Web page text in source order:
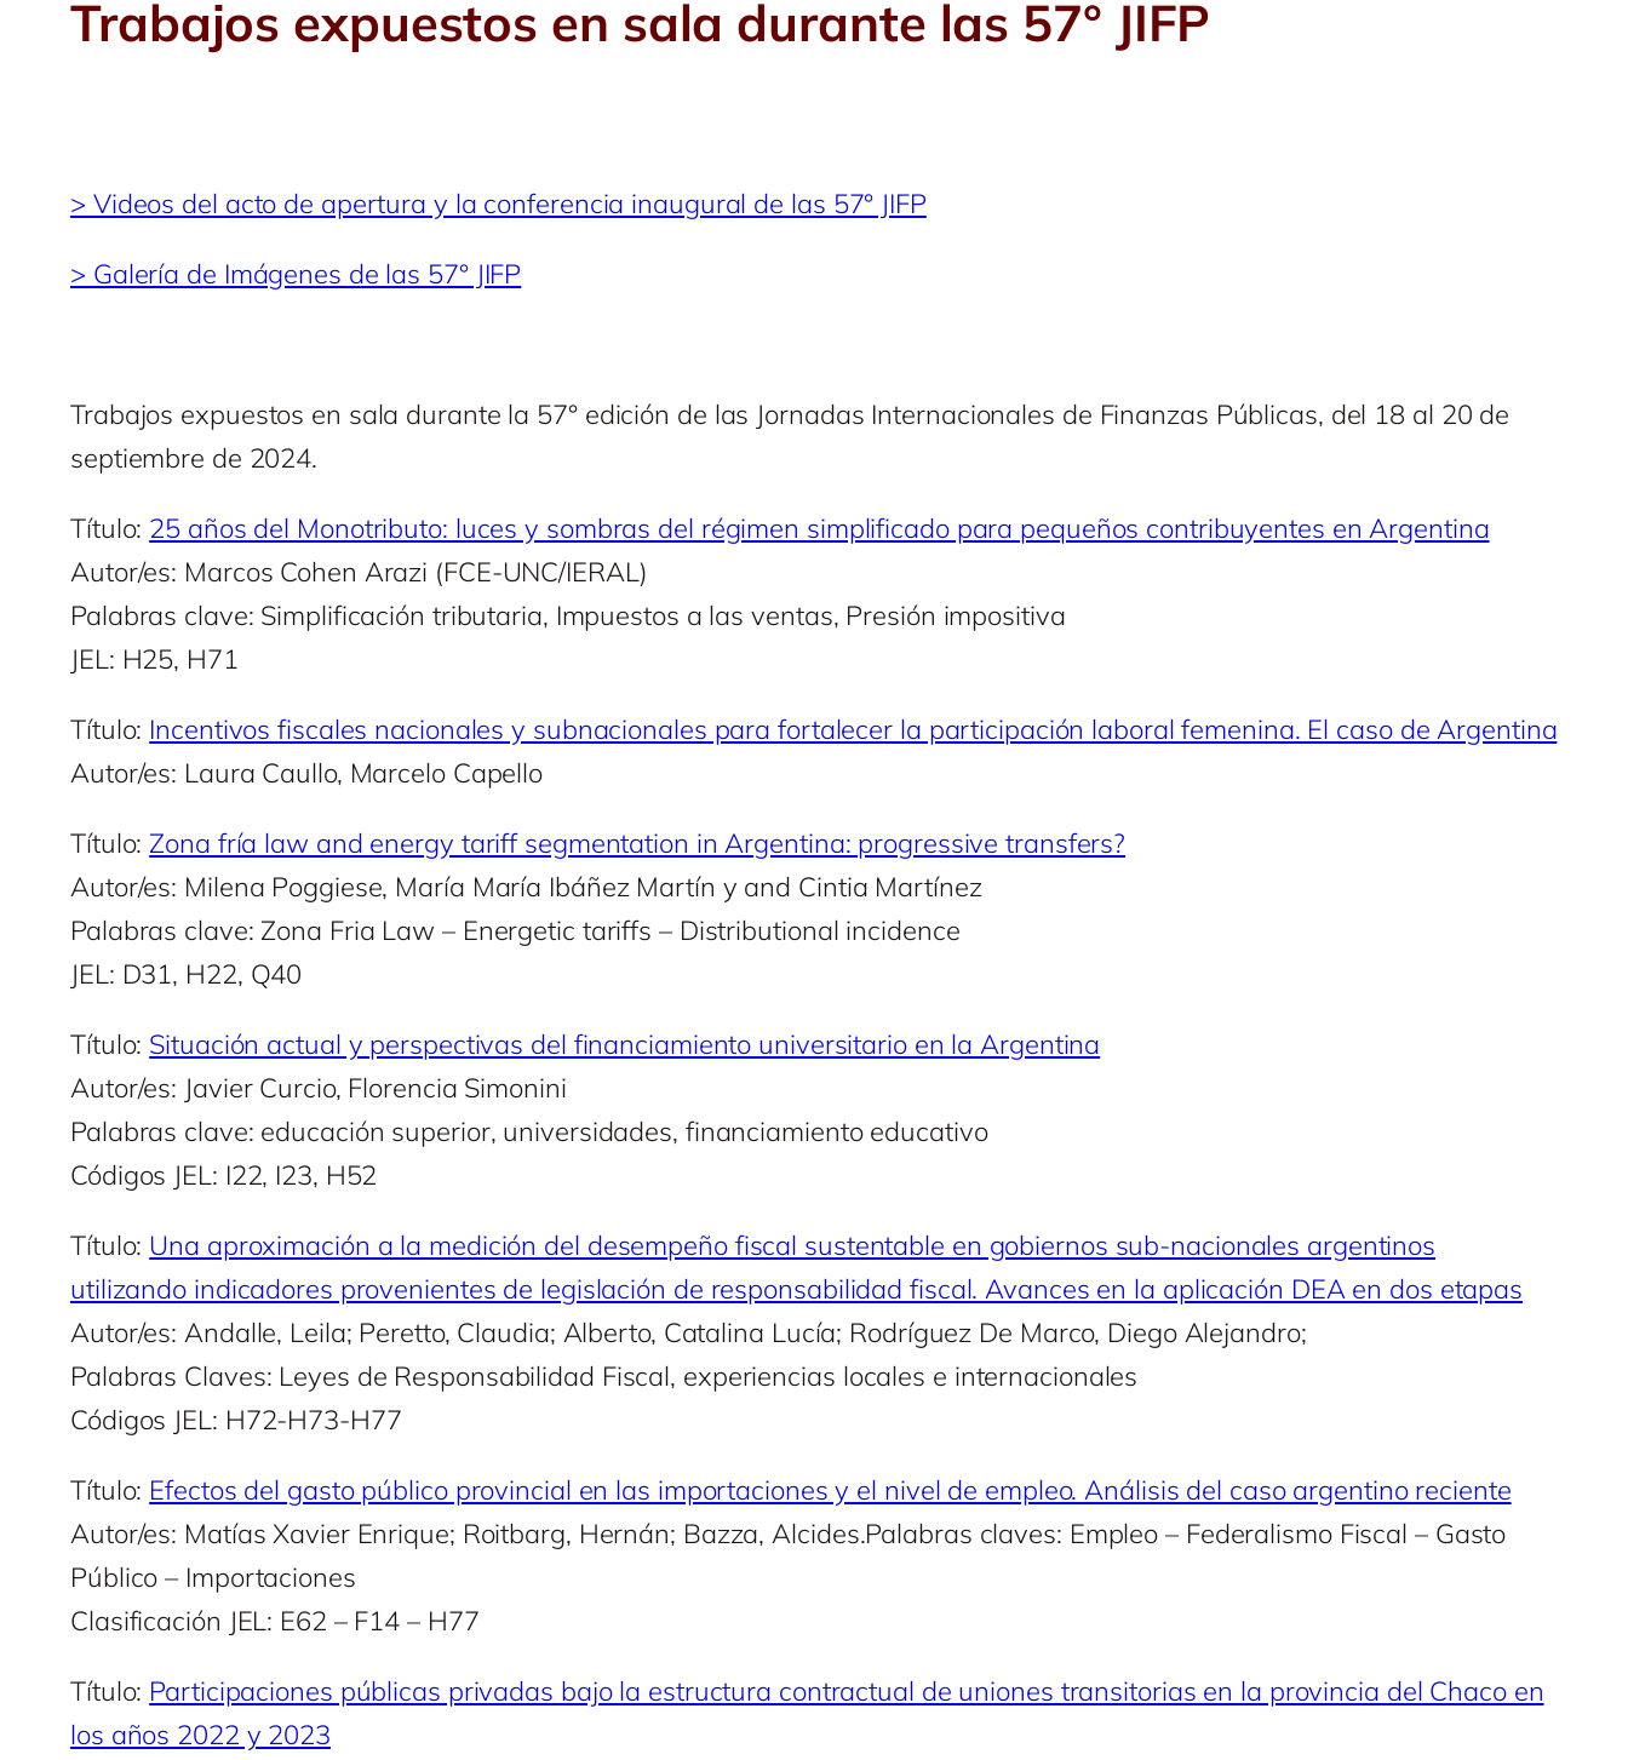
Trabajos expuestos en sala durante las 57° JIFP
> Videos del acto de apertura y la conferencia inaugural de las 57° JIFP
> Galería de Imágenes de las 57° JIFP
Trabajos expuestos en sala durante la 57° edición de las Jornadas Internacionales de Finanzas Públicas, del 18 al 20 de
septiembre de 2024.
Título: 25 años del Monotributo: luces y sombras del régimen simplificado para pequeños contribuyentes en Argentina
Autor/es: Marcos Cohen Arazi (FCE-UNC/IERAL)
Palabras clave: Simplificación tributaria, Impuestos a las ventas, Presión impositiva
JEL: H25, H71
Título: Incentivos fiscales nacionales y subnacionales para fortalecer la participación laboral femenina. El caso de Argentina
Autor/es: Laura Caullo, Marcelo Capello
Título: Zona fría law and energy tariff segmentation in Argentina: progressive transfers?
Autor/es: Milena Poggiese, María María Ibáñez Martín y and Cintia Martínez
Palabras clave: Zona Fria Law – Energetic tariffs – Distributional incidence
JEL: D31, H22, Q40
Título: Situación actual y perspectivas del financiamiento universitario en la Argentina
Autor/es: Javier Curcio, Florencia Simonini
Palabras clave: educación superior, universidades, financiamiento educativo
Códigos JEL: I22, I23, H52
Título: Una aproximación a la medición del desempeño fiscal sustentable en gobiernos sub-nacionales argentinos
utilizando indicadores provenientes de legislación de responsabilidad fiscal. Avances en la aplicación DEA en dos etapas
Autor/es: Andalle, Leila; Peretto, Claudia; Alberto, Catalina Lucía; Rodríguez De Marco, Diego Alejandro;
Palabras Claves: Leyes de Responsabilidad Fiscal, experiencias locales e internacionales
Códigos JEL: H72-H73-H77
Título: Efectos del gasto público provincial en las importaciones y el nivel de empleo. Análisis del caso argentino reciente
Autor/es: Matías Xavier Enrique; Roitbarg, Hernán; Bazza, Alcides.Palabras claves: Empleo – Federalismo Fiscal – Gasto
Público – Importaciones
Clasificación JEL: E62 – F14 – H77
Título: Participaciones públicas privadas bajo la estructura contractual de uniones transitorias en la provincia del Chaco en
los años 2022 y 2023